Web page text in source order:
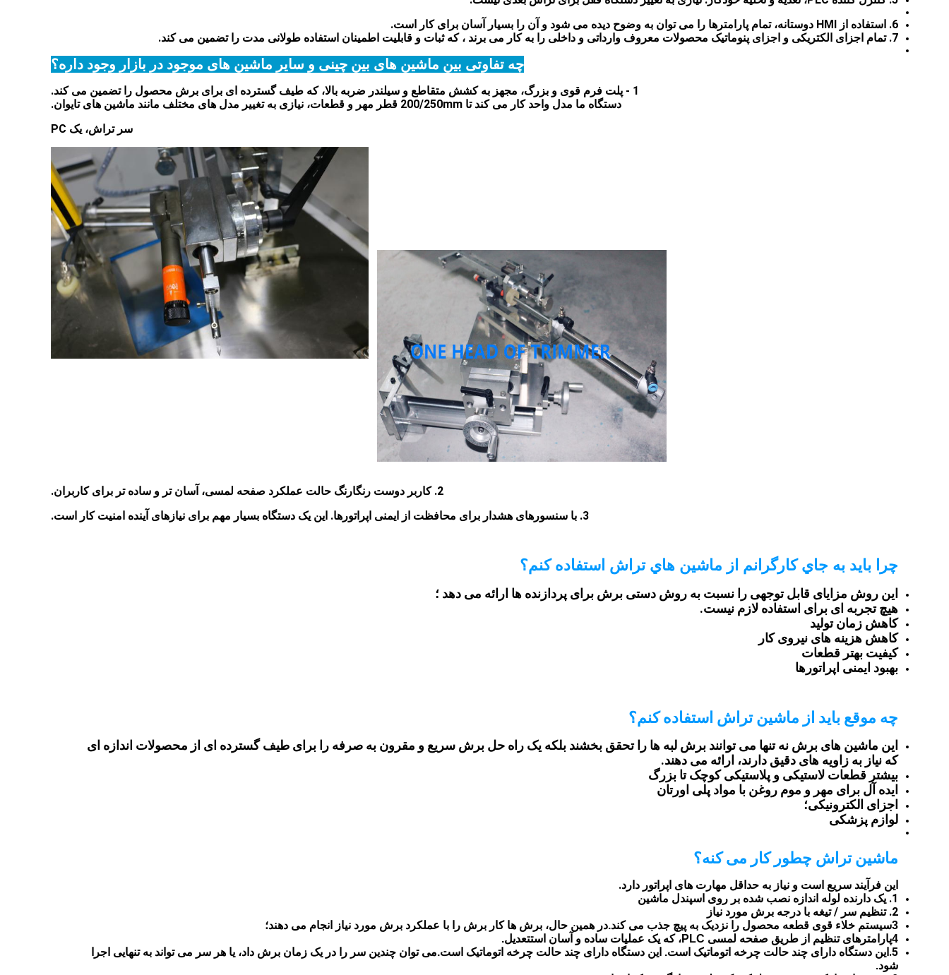
6. استفاده از HMI دوستانه، تمام پارامترها را می توان به وضوح دیده می شود و آن را بسیار آسان برای کار است.
7. تمام اجزای الکتریکی و اجزای پنوماتیک محصولات معروف وارداتی و داخلی را به کار می برند ، که ثبات و قابلیت اطمینان استفاده طولانی مدت را تضمین می کند.
چه تفاوتی بین ماشین های بین چینی و سایر ماشین های موجود در بازار وجود داره؟
1 - پلت فرم قوی و بزرگ، مجهز به کشش متقاطع و سیلندر ضربه بالا، که طیف گسترده ای برای برش محصول را تضمین می کند.
دستگاه ما مدل واحد کار می کند تا 200/250mm قطر مهر و قطعات، نیازی به تغییر مدل های مختلف مانند ماشین های تایوان.
سر تراش، یک PC
2. کاربر دوست رنگارنگ حالت عملکرد صفحه لمسی، آسان تر و ساده تر برای کاربران.
3. با سنسورهای هشدار برای محافظت از ایمنی اپراتورها. این یک دستگاه بسیار مهم برای نیازهای آینده امنیت کار است.
چرا بايد به جاي کارگرانم از ماشين هاي تراش استفاده کنم؟
این روش مزایای قابل توجهی را نسبت به روش دستی برش برای پردازنده ها ارائه می دهد ؛
هیچ تجربه ای برای استفاده لازم نیست.
کاهش زمان تولید
کاهش هزینه های نیروی کار
کیفیت بهتر قطعات
بهبود ایمنی اپراتورها
چه موقع بايد از ماشين تراش استفاده کنم؟
این ماشین های برش نه تنها می توانند برش لبه ها را تحقق بخشند بلکه یک راه حل برش سریع و مقرون به صرفه را برای طیف گسترده ای از محصولات اندازه ای
که نیاز به زاویه های دقیق دارند، ارائه می دهند.
بیشتر قطعات لاستیکی و پلاستیکی کوچک تا بزرگ
ایده آل برای مهر و موم روغن با مواد پلی اورتان
اجزای الکترونیکی؛
لوازم پزشکی
ماشین تراش چطور کار می کنه؟
این فرآیند سریع است و نیاز به حداقل مهارت های اپراتور دارد.
1. یک دارنده لوله اندازه نصب شده بر روی اسپندل ماشین
2. تنظیم سر / تیغه با درجه برش مورد نیاز
3سیستم خلاء قوی قطعه محصول را نزدیک به پیچ جذب می کند.
در همین حال، برش ها کار برش را با عملکرد برش مورد نیاز انجام می دهند؛
4پارامترهای تنظیم از طریق صفحه لمسی PLC، که یک عملیات ساده و آسان است
تعديل.
5. این دستگاه دارای چند حالت چرخه اتوماتیک است. این دستگاه دارای چند حالت چرخه اتوماتیک است.می توان چندین سر را در یک زمان برش داد، یا هر سر می تواند به تنهایی اجرا
شود.